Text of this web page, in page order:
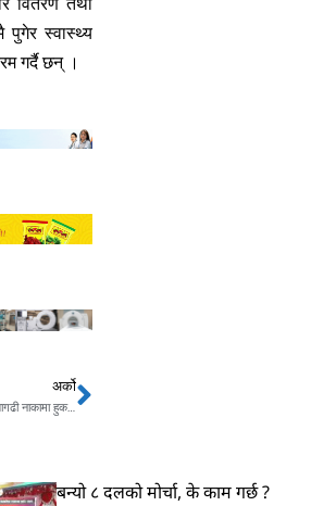
पुगेर स्वास्थ्य
गर्दै छन् ।
अर्को
रसुवागढी नाकामा हुक एन्ड ड्रप प्रणाली लागू गर्ने तयारीNext
बन्यो ८ दलको मोर्चा, के काम गर्छ ?